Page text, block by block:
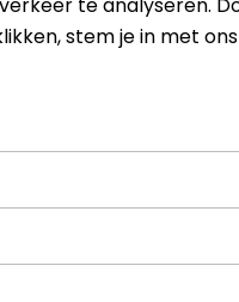
Model
stem je in met